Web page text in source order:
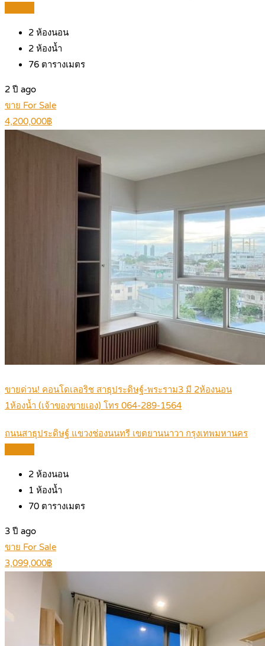
2 ห้องนอน
2 ห้องน้ำ
76 ตารางเมตร
2 ปี ago
ขาย For Sale
4,200,000฿
ขายด่วน! คอนโดเลอริช สาธุประดิษฐ์-พระราม3 มี 2ห้องนอน
1ห้องน้ำ (เจ้าของขายเอง) โทร 064-289-1564
ถนนสาธุประดิษฐ์ แขวงช่องนนทรี เขตยานนาวา กรุงเทพมหานคร
2 ห้องนอน
1 ห้องน้ำ
70 ตารางเมตร
3 ปี ago
ขาย For Sale
3,099,000฿